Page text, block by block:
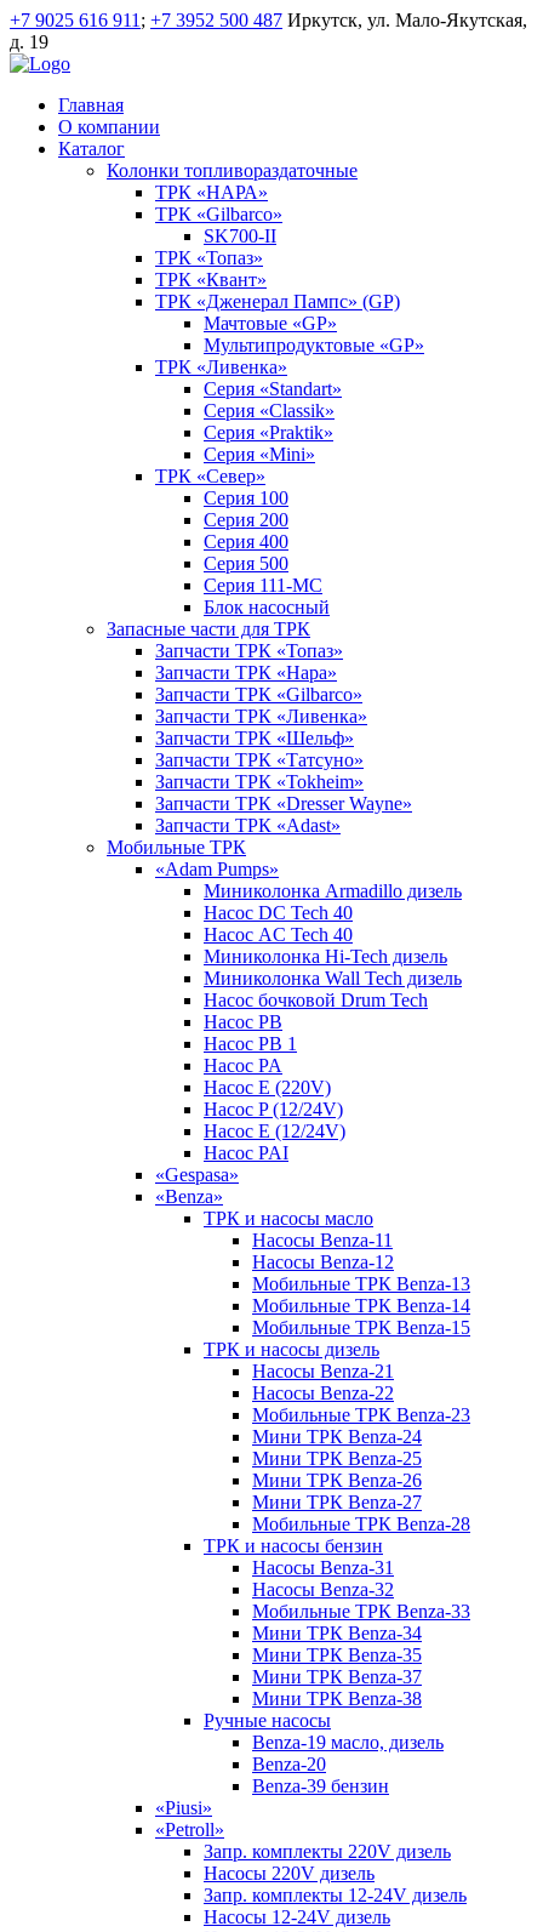
+7 9025 616 911 ; +7 3952 500 487 Иркутск, ул. Мало-Якутская,
д. 19
Главная
О компании
Каталог
Колонки топливораздаточные
ТРК «НАРА»
ТРК «Gilbarco»
SK700-II
ТРК «Топаз»
ТРК «Квант»
ТРК «Дженерал Пампс» (GP)
Мачтовые «GP»
Мультипродуктовые «GP»
ТРК «Ливенка»
Серия «Standart»
Серия «Classik»
Серия «Praktik»
Серия «Mini»
ТРК «Север»
Серия 100
Серия 200
Серия 400
Серия 500
Серия 111-МС
Блок насосный
Запасные части для ТРК
Запчасти ТРК «Топаз»
Запчасти ТРК «Нара»
Запчасти ТРК «Gilbarco»
Запчасти ТРК «Ливенка»
Запчасти ТРК «Шельф»
Запчасти ТРК «Татсуно»
Запчасти ТРК «Tokheim»
Запчасти ТРК «Dresser Wayne»
Запчасти ТРК «Adast»
Мобильные ТРК
«Adam Pumps»
Миниколонка Armadillo дизель
Насос DC Tech 40
Насос AC Tech 40
Миниколонка Hi-Tech дизель
Миниколонка Wall Tech дизель
Насос бочковой Drum Tech
Насос PB
Насос PB 1
Насос PA
Насос E (220V)
Насос P (12/24V)
Насос E (12/24V)
Насос PAI
«Gespasa»
«Benza»
ТРК и насосы масло
Насосы Benza-11
Насосы Benza-12
Мобильные ТРК Benza-13
Мобильные ТРК Benza-14
Мобильные ТРК Benza-15
ТРК и насосы дизель
Насосы Benza-21
Насосы Benza-22
Мобильные ТРК Benza-23
Мини ТРК Benza-24
Мини ТРК Benza-25
Мини ТРК Benza-26
Мини ТРК Benza-27
Мобильные ТРК Benza-28
ТРК и насосы бензин
Насосы Benza-31
Насосы Benza-32
Мобильные ТРК Benza-33
Мини ТРК Benza-34
Мини ТРК Benza-35
Мини ТРК Benza-37
Мини ТРК Benza-38
Ручные насосы
Benza-19 масло, дизель
Benza-20
Benza-39 бензин
«Piusi»
«Petroll»
Запр. комплекты 220V дизель
Насосы 220V дизель
Запр. комплекты 12-24V дизель
Насосы 12-24V дизель